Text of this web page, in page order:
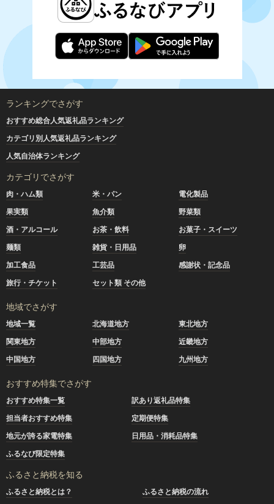
ランキングでさがす
おすすめ総合人気返礼品ランキング
カテゴリ別人気返礼品ランキング
人気自治体ランキング
カテゴリでさがす
肉・ハム類 米・パン
電化製品
果実類
魚介類
野菜類
酒・アルコール
お茶・飲料
お菓子・スイーツ
麺類
雑貨・日用品
卵
加工食品
工芸品
感謝状・記念品
旅行・チケット
セット類 その他
地域でさがす
地域一覧 北海道地方
東北地方
関東地方
中部地方
近畿地方
中国地方
四国地方 九州地方
おすすめ特集でさがす
おすすめ特集一覧
訳あり返礼品特集
担当者おすすめ特集
定期便特集
地元が誇る家電特集
日用品・消耗品特集
ふるなび限定特集
ふるさと納税を知る
ふるさと納税とは？
ふるさと納税の流れ